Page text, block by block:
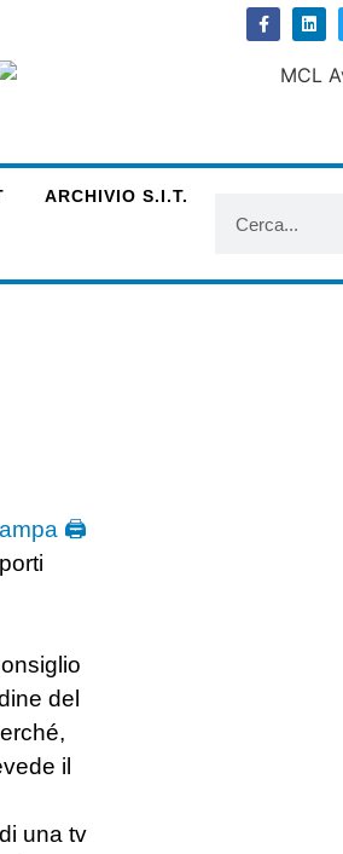
ARCHIVIO S.I.T.
🖨
del
il
una tv